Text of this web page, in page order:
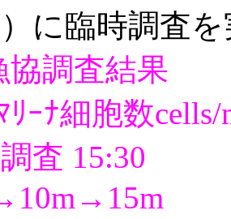
に臨時調査
協調査結果
ﾏﾘｰﾅ細胞数
査 15:30